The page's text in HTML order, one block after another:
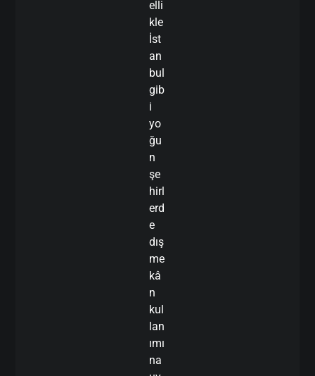
elli
kle
İst
an
bul
gib
i
yo
ğu
n
şe
hirl
erd
e
dış
me
kâ
n
kul
lan
ımı
na